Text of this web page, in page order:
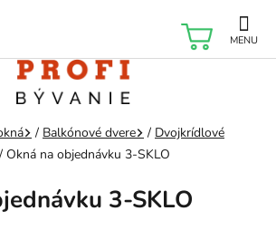
/ Balkónové dvere / Dvojkrídlové
/ Okná na objednávku 3-SKLO
3-SKLO